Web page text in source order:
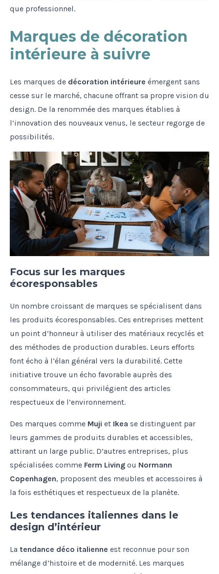
que professionnel.
Marques de décoration
intérieure à suivre
Les marques de décoration intérieure émergent sans
cesse sur le marché, chacune offrant sa propre vision du
design. De la renommée des marques établies à
l’innovation des nouveaux venus, le secteur regorge de
possibilités.
Focus sur les marques
écoresponsables
Un nombre croissant de marques se spécialisent dans
les produits écoresponsables. Ces entreprises mettent
un point d’honneur à utiliser des matériaux recyclés et
des méthodes de production durables. Leurs efforts
font écho à l’élan général vers la durabilité. Cette
initiative trouve un écho favorable auprès des
consommateurs, qui privilégient des articles
respectueux de l’environnement.
Des marques comme Muji et Ikea se distinguent par
leurs gammes de produits durables et accessibles,
attirant un large public. D’autres entreprises, plus
spécialisées comme Ferm Living ou Normann
Copenhagen, proposent des meubles et accessoires à
la fois esthétiques et respectueux de la planète.
Les tendances italiennes dans le
design d’intérieur
La tendance déco italienne est reconnue pour son
mélange d’histoire et de modernité. Les marques